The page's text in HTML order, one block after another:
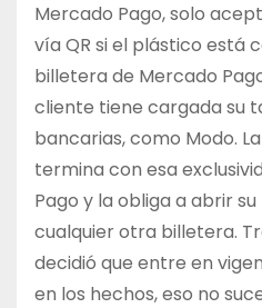
Mercado Pago, solo
vía QR si el plástico está
billetera de Mercado
cliente tiene cargada su
bancarias, como Modo.
termina con esa
Pago y la obliga a abrir
cualquier otra billetera.
decidió que entre en
en los hechos, eso no